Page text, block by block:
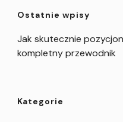
Ostatnie wpisy
Jak skutecznie
kompletny przewodnik
Kategorie